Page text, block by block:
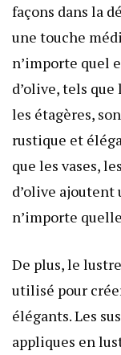
façons dans la
une touche
n’importe quel
d’olive, tels que
les étagères,
rustique et
que les vases,
d’olive ajoutent
n’importe
De plus, le
utilisé pour
élégants. Les
appliques en